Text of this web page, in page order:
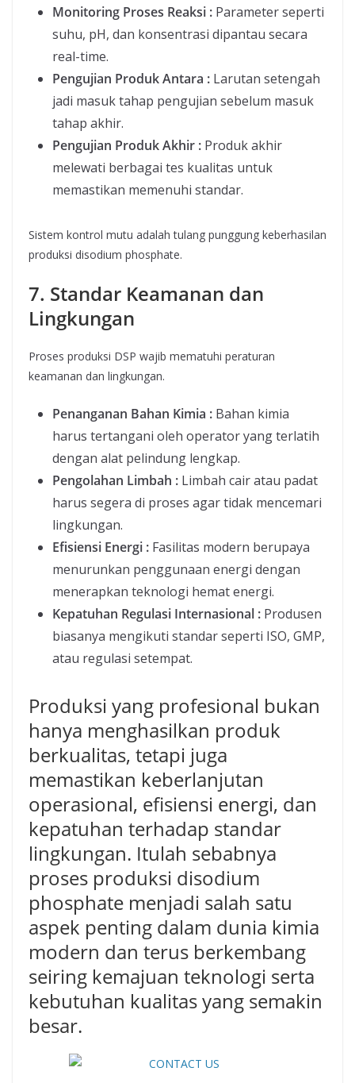
Monitoring Proses Reaksi : Parameter seperti
suhu, pH, dan konsentrasi dipantau secara
real-time.
Pengujian Produk Antara : Larutan setengah
jadi masuk tahap pengujian sebelum masuk
tahap akhir.
Pengujian Produk Akhir : Produk akhir
melewati berbagai tes kualitas untuk
memastikan memenuhi standar.
Sistem kontrol mutu adalah tulang punggung keberhasilan
produksi disodium phosphate.
7. Standar Keamanan dan
Lingkungan
Proses produksi DSP wajib mematuhi peraturan
keamanan dan lingkungan.
Penanganan Bahan Kimia : Bahan kimia
harus tertangani oleh operator yang terlatih
dengan alat pelindung lengkap.
Pengolahan Limbah : Limbah cair atau padat
harus segera di proses agar tidak mencemari
lingkungan.
Efisiensi Energi : Fasilitas modern berupaya
menurunkan penggunaan energi dengan
menerapkan teknologi hemat energi.
Kepatuhan Regulasi Internasional : Produsen
biasanya mengikuti standar seperti ISO, GMP,
atau regulasi setempat.
Produksi yang profesional bukan
hanya menghasilkan produk
berkualitas, tetapi juga
memastikan keberlanjutan
operasional, efisiensi energi, dan
kepatuhan terhadap standar
lingkungan. Itulah sebabnya
proses produksi disodium
phosphate menjadi salah satu
aspek penting dalam dunia kimia
modern dan terus berkembang
seiring kemajuan teknologi serta
kebutuhan kualitas yang semakin
besar.